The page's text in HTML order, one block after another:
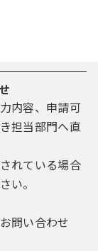
メー
は、構
を使用
できま
い。
内容、申請可
担当部門へ直
れている場合
い。
問い合わせ